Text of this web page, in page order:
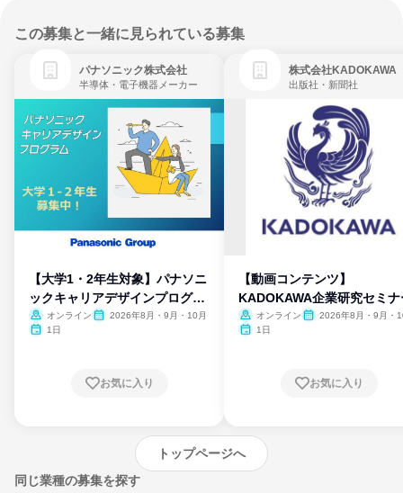
この募集と一緒に見られている募集
パナソニック株式会社
半導体・電子機器メーカー
【大学1・2年生対象】パナソニ
ックキャリアデザインプログラ
ム
オンライン
2026年8月・9月・10月
1日
お気に入り
株式会社KADOKAWA
出版社・新聞社
【動画コンテンツ】
KADOKAWA企業研究セミナ
オンライン
2026年8月・9月・
1日
お気に入り
トップページへ
同じ業種の募集を探す